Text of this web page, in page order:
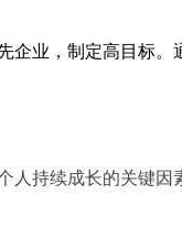
业，制定高目标
持续成长的关键